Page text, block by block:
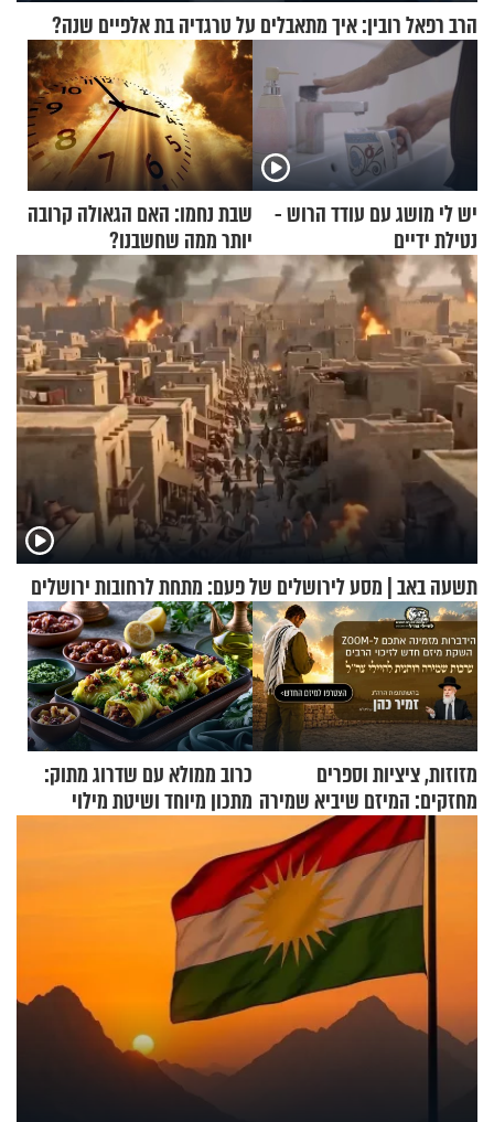
הרב רפאל רובין: איך מתאבלים על טרגדיה בת אלפיים שנה?
יש לי מושג עם עודד הרוש -
נטילת ידיים
שבת נחמו: האם הגאולה קרובה
יותר ממה שחשבנו?
תשעה באב | מסע לירושלים של פעם: מתחת לרחובות ירושלים
מזוזות, ציציות וספרים
מחזקים: המיזם שיביא שמירה
רוחנית לאלפי חיילי צה"ל
כרוב ממולא עם שדרוג מתוק:
מתכון מיוחד ושיטת מילוי